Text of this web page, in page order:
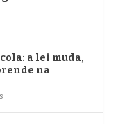
a lei muda,
na